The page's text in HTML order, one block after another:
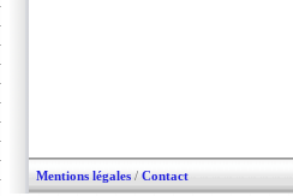
Mentions légales / Contact